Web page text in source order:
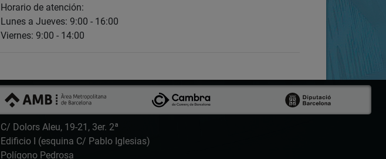
Horario de atención:
Lunes a Jueves: 9:00 - 16:00
Viernes: 9:00 - 14:00
C/ Dolors Aleu, 19-21, 3er. 2ª
Edificio I (esquina C/ Pablo Iglesias)
Polígono Pedrosa